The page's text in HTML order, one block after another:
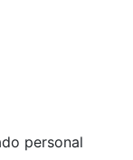
personal